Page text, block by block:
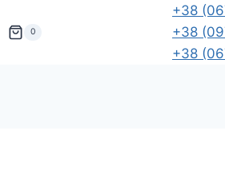
0
+38
+38
+38